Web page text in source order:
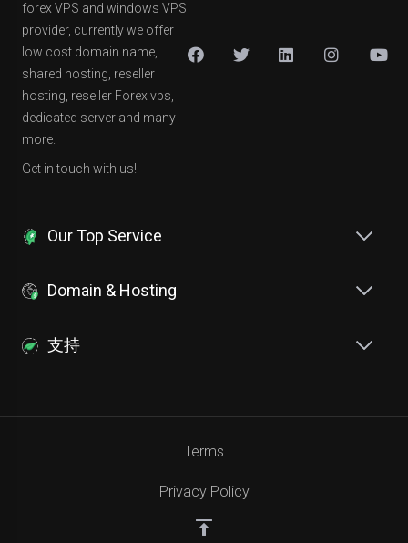
forex VPS and windows VPS
provider, currently we offer
low cost domain name,
shared hosting, reseller
hosting, reseller Forex vps,
dedicated server and many
more.
Get in touch with us!
Our Top Service
Domain & Hosting
支持
Terms
Privacy Policy